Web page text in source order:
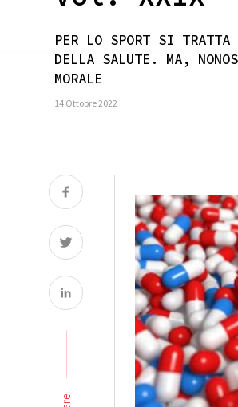
PER LO SPORT SI
DELLA SALUTE. MA,
MORALE
14 Ottobre 2022